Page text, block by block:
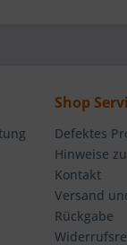
Shop
Defektes
Hinweise
Kontakt
Versand
Rückgabe